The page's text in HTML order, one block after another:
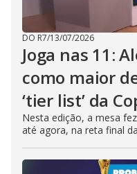
DO R7/13/07/2026
Joga nas 11:
como maior
‘tier list’ da
Nesta edição, a mesa
até agora, na reta final